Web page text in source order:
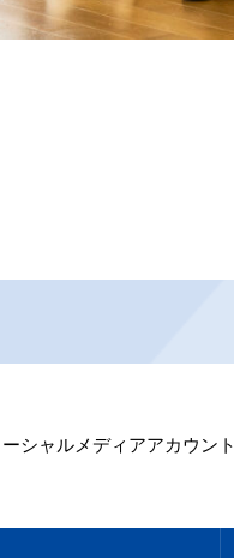
シャルメディアアカウント